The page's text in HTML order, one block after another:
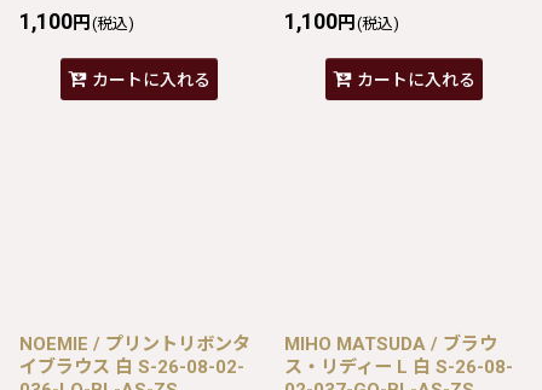
1,100円 (税込)
カートに入れる
1,100円 (税込)
カートに入れる
NOEMIE / プリントリボンタ
イブラウス 白 S-26-08-02-
MIHO MATSUDA / ブラウ
ス・リディー L 白 S-26-08-